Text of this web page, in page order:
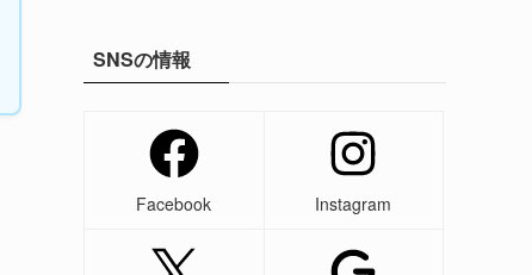
SNSの情報
Facebook Instagram